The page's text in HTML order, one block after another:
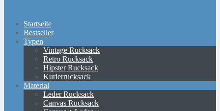
Startseite
Bestseller
Typen
Vintage Rucksack
Retro Rucksack
Hipster Rucksack
Kurierrucksack
Material
Leder Rucksack
Canvas Rucksack